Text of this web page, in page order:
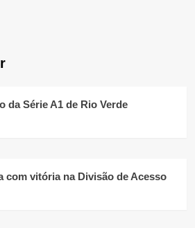
da Série A1 de Rio Verde
com vitória na Divisão de Acesso